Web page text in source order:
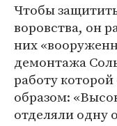
Чтобы
воровства, он
них
демонтажа
работу
образом:
отделяли одну